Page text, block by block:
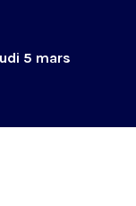
5 mars